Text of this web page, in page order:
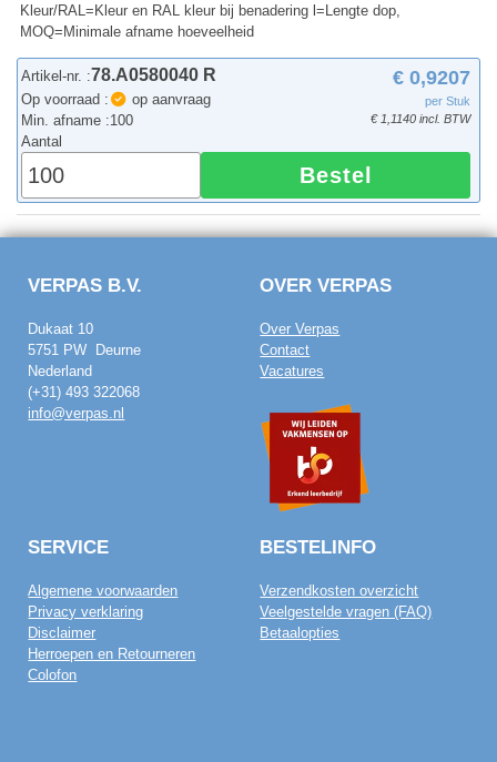
Kleur/RAL=Kleur en RAL kleur bij benadering l=Lengte dop,
MOQ=Minimale afname hoeveelheid
Artikel-nr. :78.A0580040 R
Op voorraad :
op aanvraag
Min. afname :100
€ 0,9207
per Stuk
€ 1,1140 incl. BTW
Aantal
Bestel
VERPAS B.V.
Dukaat 10
5751 PW Deurne
Nederland
(+31) 493 322068
info@verpas.nl
OVER VERPAS
Over Verpas
Contact
Vacatures
SERVICE
Algemene voorwaarden
Privacy verklaring
Disclaimer
Herroepen en Retourneren
Colofon
BESTELINFO
Verzendkosten overzicht
Veelgestelde vragen (FAQ)
Betaalopties